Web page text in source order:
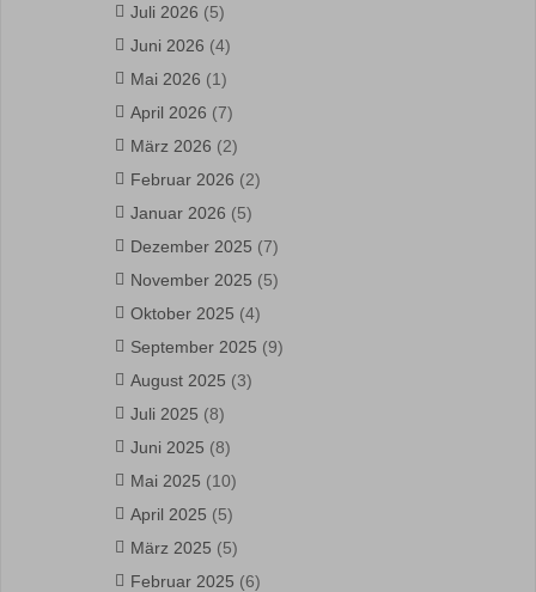
Juli 2026 (5)
Juni 2026 (4)
Mai 2026 (1)
April 2026 (7)
März 2026 (2)
Februar 2026 (2)
Januar 2026 (5)
Dezember 2025 (7)
November 2025 (5)
Oktober 2025 (4)
September 2025 (9)
August 2025 (3)
Juli 2025 (8)
Juni 2025 (8)
Mai 2025 (10)
April 2025 (5)
März 2025 (5)
Februar 2025 (6)